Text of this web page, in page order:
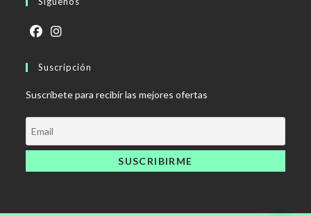
abre
una
nueva
pestaña
abre
una
nueva
pestaña
Suscripción
Suscríbete para recibir las mejores ofertas